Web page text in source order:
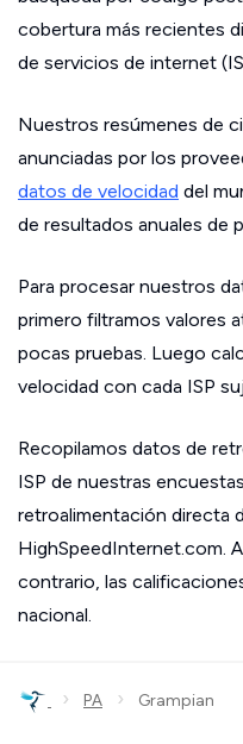
cobertura más recientes
de servicios de internet
Nuestros resúmenes de
anunciadas por los
datos de velocidad del
de resultados anuales de
Para procesar nuestros
primero filtramos valores
pocas pruebas. Luego
velocidad con cada ISP
Recopilamos datos de
ISP de nuestras
retroalimentación directa
HighSpeedInternet.com.
contrario, las
nacional.
› PA › Grampian